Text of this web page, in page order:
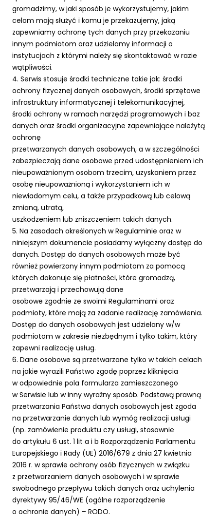
gromadzimy, w jaki sposób je wykorzystujemy, jakim
celom mają służyć i komu je przekazujemy, jaką
zapewniamy ochronę tych danych przy przekazaniu
innym podmiotom oraz udzielamy informacji o
instytucjach z którymi należy się skontaktować w razie
wątpliwości.
4. Serwis stosuje środki techniczne takie jak: środki
ochrony fizycznej danych osobowych, środki sprzętowe
infrastruktury informatycznej i telekomunikacyjnej,
środki ochrony w ramach narzędzi programowych i baz
danych oraz środki organizacyjne zapewniające należytą
ochronę
przetwarzanych danych osobowych, a w szczególności
zabezpieczają dane osobowe przed udostępnieniem ich
nieupoważnionym osobom trzecim, uzyskaniem przez
osobę nieupoważnioną i wykorzystaniem ich w
niewiadomym celu, a także przypadkową lub celową
zmianą, utratą,
uszkodzeniem lub zniszczeniem takich danych.
5. Na zasadach określonych w Regulaminie oraz w
niniejszym dokumencie posiadamy wyłączny dostęp do
danych. Dostęp do danych osobowych może być
również powierzony innym podmiotom za pomocą
których dokonuje się płatności, które gromadzą,
przetwarzają i przechowują dane
osobowe zgodnie ze swoimi Regulaminami oraz
podmioty, które mają za zadanie realizację zamówienia.
Dostęp do danych osobowych jest udzielany w/w
podmiotom w zakresie niezbędnym i tylko takim, który
zapewni realizację usług.
6. Dane osobowe są przetwarzane tylko w takich celach
na jakie wyrazili Państwo zgodę poprzez kliknięcia
w odpowiednie pola formularza zamieszczonego
w Serwisie lub w inny wyraźny sposób. Podstawą prawną
przetwarzania Państwa danych osobowych jest zgoda
na przetwarzanie danych lub wymóg realizacji usługi
(np. zamówienie produktu czy usługi, stosownie
do artykułu 6 ust. 1 lit a i b Rozporządzenia Parlamentu
Europejskiego i Rady (UE) 2016/679 z dnia 27 kwietnia
2016 r. w sprawie ochrony osób fizycznych w związku
z przetwarzaniem danych osobowych i w sprawie
swobodnego przepływu takich danych oraz uchylenia
dyrektywy 95/46/WE (ogólne rozporządzenie
o ochronie danych) – RODO.